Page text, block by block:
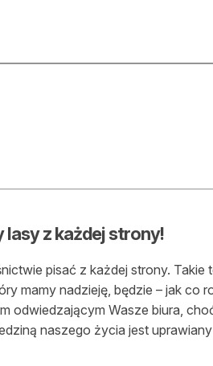
lasy z każdej strony!
pisać z każdej strony. Takie
mamy nadzieję, będzie – jak co
odwiedzającym Wasze biura,
naszego życia jest uprawiany